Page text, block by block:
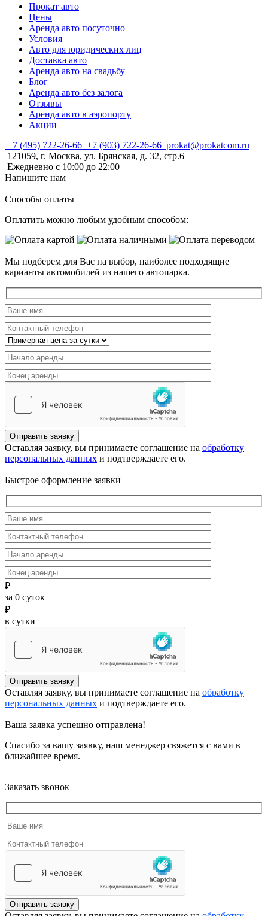
Прокат авто
Цены
Аренда авто посуточно
Условия
Авто для юридических лиц
Доставка авто
Аренда авто на свадьбу
Блог
Аренда авто без залога
Отзывы
Аренда авто в аэропорту
Акции
+7 (495) 722-26-66 +7 (903) 722-26-66 prokat@prokatcom.ru
121059, г. Москва, ул. Брянская, д. 32, стр.6
Ежедневно с 10:00 до 22:00
Напишите нам
Способы оплаты
Оплатить можно любым удобным способом:
Мы подберем для Вас на выбор, наиболее подходящие
варианты автомобилей из нашего автопарка.
Отправить заявку
Оставляя заявку, вы принимаете соглашение на обработку
персональных данных и подтверждаете его.
Быстрое оформление заявки
₽
за 0 суток
₽
в сутки
Отправить заявку
Оставляя заявку, вы принимаете соглашение на обработку
персональных данных и подтверждаете его.
Ваша заявка успешно отправлена!
Спасибо за вашу заявку, наш менеджер свяжется с вами в
ближайшее время.
Заказать звонок
Отправить заявку